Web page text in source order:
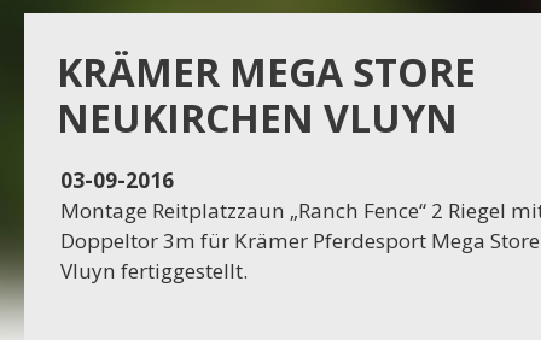
Projekt Dassel
16-11-2023
16-10-2023
Projekt Bexhövede
KRÄMER MEGA STORE
NEUKIRCHEN VLUYN
03-09-2016
Montage Reitplatzzaun „Ranch Fence“ 2 Riegel
Doppeltor 3m für Krämer Pferdesport Mega
Vluyn fertiggestellt.